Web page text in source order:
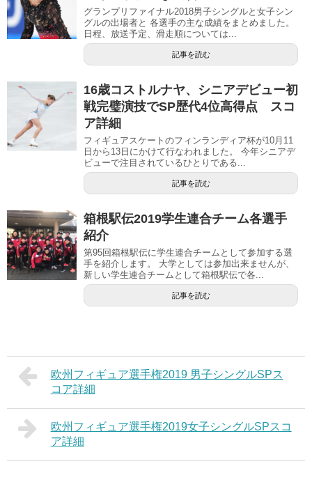
グランプリファイナル2018男子シングルと女子シン
グルの出場者と 各選手の主な成績をまとめました。
日程、放送予定、滑走順については...
記事を読む
16歳コストルナヤ、シニアデビュー初
戦完璧演技でSP歴代4位高得点 スコ
ア詳細
フィギュアスケートのフィンランディア杯が10月11
日から13日にかけて行なわれました。 今年シニアデ
ビューで注目されているひとりである...
記事を読む
箱根駅伝2019学生連合チーム各選手
紹介
第95回箱根駅伝に学生連合チームとして参加する選
手を紹介します。 大学としては参加出来ませんが、
新しい学生連合チームとして箱根駅伝で各...
記事を読む
欧州フィギュア選手権2019 男子シングルSPス
コア詳細
欧州フィギュア選手権2019女子シングルSPスコ
ア詳細